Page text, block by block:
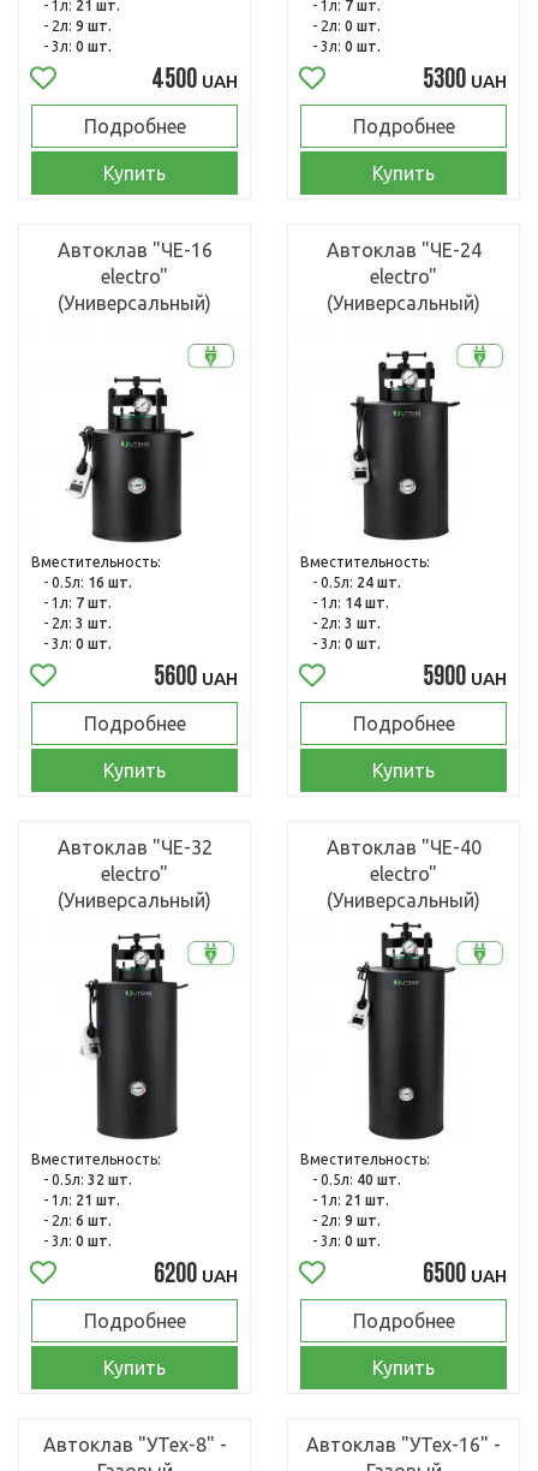
- 1л: 21 шт.
- 2л: 9 шт.
- 3л: 0 шт.
4500 UAH
Подробнее
Купить
- 1л: 7 шт.
- 2л: 0 шт.
- 3л: 0 шт.
5300 UAH
Подробнее
Купить
Автоклав "ЧЕ-16
electro"
(Универсальный)
Вместительность:
- 0.5л: 16 шт.
- 1л: 7 шт.
- 2л: 3 шт.
- 3л: 0 шт.
5600 UAH
Подробнее
Купить
Автоклав "ЧЕ-24
electro"
(Универсальный)
Вместительность:
- 0.5л: 24 шт.
- 1л: 14 шт.
- 2л: 3 шт.
- 3л: 0 шт.
5900 UAH
Подробнее
Купить
Автоклав "ЧЕ-32
electro"
(Универсальный)
Вместительность:
- 0.5л: 32 шт.
- 1л: 21 шт.
- 2л: 6 шт.
- 3л: 0 шт.
6200 UAH
Подробнее
Купить
Автоклав "ЧЕ-40
electro"
(Универсальный)
Вместительность:
- 0.5л: 40 шт.
- 1л: 21 шт.
- 2л: 9 шт.
- 3л: 0 шт.
6500 UAH
Подробнее
Купить
Автоклав "УТех-8" -
Автоклав "УТех-16" -